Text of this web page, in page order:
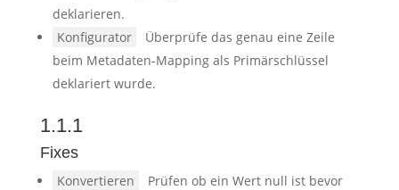
deklarieren.
Konfigurator
Überprüfe das genau eine Zeile
beim Metadaten-Mapping als Primärschlüssel
deklariert wurde.
1.1.1
Fixes
Konvertieren
Prüfen ob ein Wert null ist bevor